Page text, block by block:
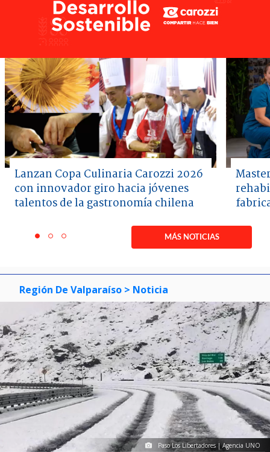
Lanzan Copa Culinaria Carozzi 2026
con innovador giro hacia jóvenes
talentos de la gastronomía chilena
itemitemitem
MÁS NOTICIAS
Región De Valparaíso > Noticia
Paso Los Libertadores | Agencia UNO